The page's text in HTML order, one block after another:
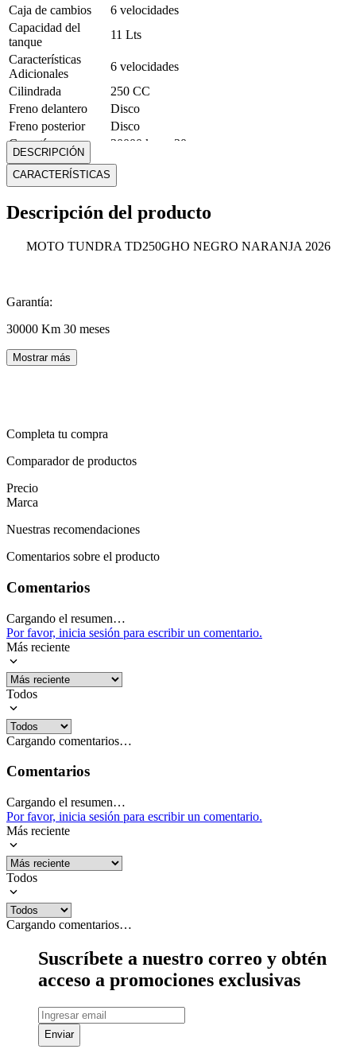
Caja de cambios
6 velocidades
Capacidad del
tanque
11 Lts
Características
Adicionales
6 velocidades
Cilindrada
250 CC
Freno delantero
Disco
Freno posterior
Disco
Garantía
30000 km o 30 meses
Llantas
Street
Marca
Medidas
112 cm
Peso
132 Kg
Rueda Posterior
enfriamiento
Sistema de
Arranque
Tipo de
Combustible
Velocidad Maxima
Mostrar más
DESCRIPCIÓN
CARACTERÍSTICAS
Descripción del producto
MOTO TUNDRA TD250GHO NEGRO NARANJA 2026
Garantía:
30000 Km 30 meses
Mostrar más
Completa tu compra
Comparador de productos
Precio
Marca
Nuestras recomendaciones
Comentarios sobre el producto
Comentarios
Cargando el resumen…
Por favor, inicia sesión para escribir un comentario.
Más reciente
Todos
Cargando comentarios…
Comentarios
Cargando el resumen…
Por favor, inicia sesión para escribir un comentario.
Más reciente
Todos
Cargando comentarios…
Suscríbete a nuestro correo y obtén
acceso a promociones exclusivas
Enviar